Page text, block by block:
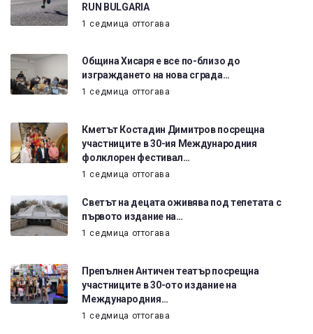
RUN BULGARIA
1 седмица оттогава
Община Хисаря е все по-близо до
изграждането на нова сграда…
1 седмица оттогава
Кметът Костадин Димитров посрещна
участниците в 30-ия Международния
фолклорен фестивал…
1 седмица оттогава
Светът на децата оживява под тепетата с
първото издание на…
1 седмица оттогава
Препълнен Античен театър посрещна
участниците в 30-ото издание на
Международния…
1 седмица оттогава